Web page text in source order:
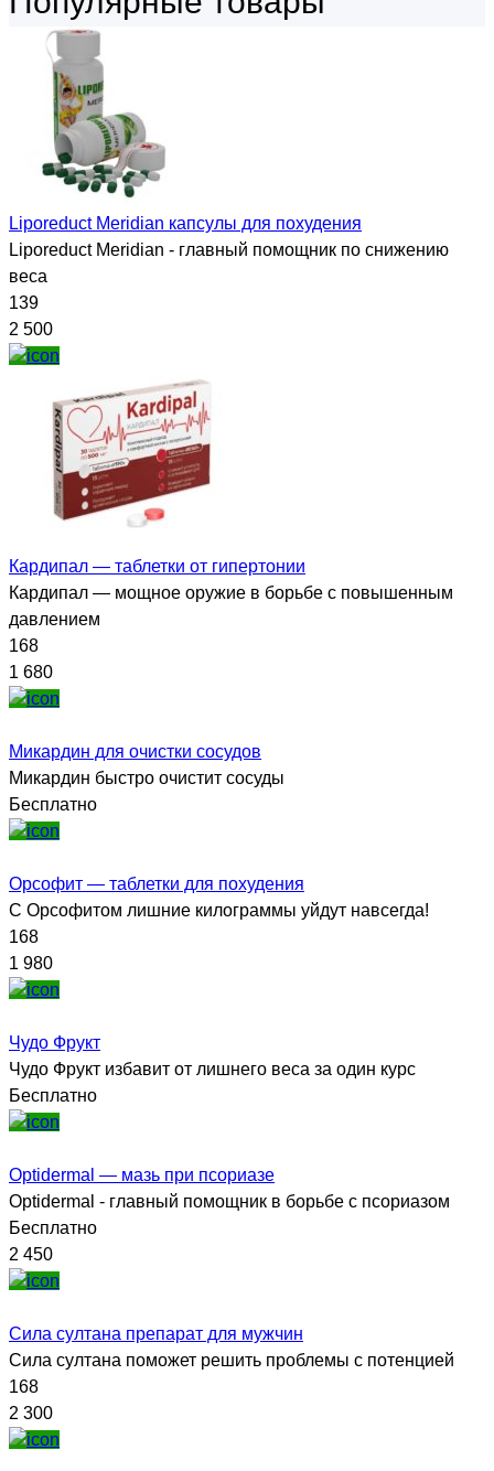
Liporeduct Meridian капсулы для похудения
Liporeduct Meridian - главный помощник по снижению
веса
139
2 500
Кардипал — таблетки от гипертонии
Кардипал — мощное оружие в борьбе с повышенным
давлением
168
1 680
Микардин для очистки сосудов
Микардин быстро очистит сосуды
Бесплатно
Орсофит — таблетки для похудения
С Орсофитом лишние килограммы уйдут навсегда!
168
1 980
Чудо Фрукт
Чудо Фрукт избавит от лишнего веса за один курс
Бесплатно
Optidermal — мазь при псориазе
Optidermal - главный помощник в борьбе с псориазом
Бесплатно
2 450
Сила султана препарат для мужчин
Сила султана поможет решить проблемы с потенцией
168
2 300